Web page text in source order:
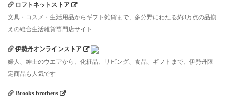
ロフトネットストア
文具・コスメ・生活用品からギフト雑貨まで、多分野にわたる約3万点の品揃
えの総合生活雑貨専門店サイト
伊勢丹オンラインストア
婦人、紳士のウエアから、化粧品、リビング、食品、ギフトまで、伊勢丹限
定商品も人気です
Brooks brothers